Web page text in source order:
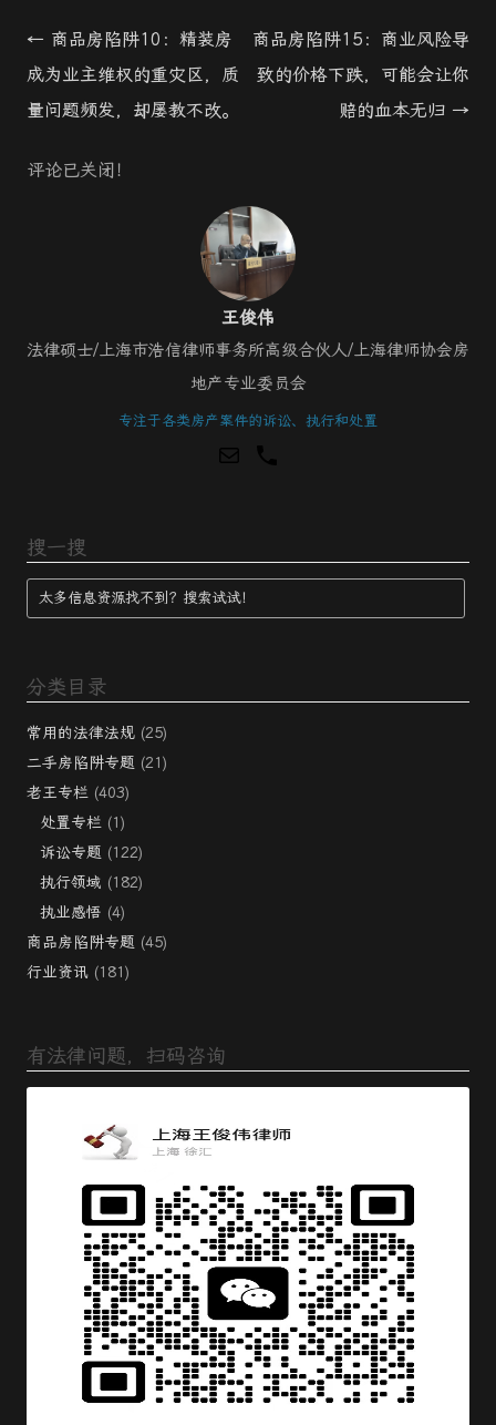
Post
navigation
← 商品房陷阱10：精装房
成为业主维权的重灾区，质
量问题频发，却屡教不改。
商品房陷阱15：商业风险导
致的价格下跌，可能会让你
赔的血本无归 →
评论已关闭！
王俊伟
法律硕士/上海市浩信律师事务所高级合伙人/上海律师协会房
地产专业委员会
专注于各类房产案件的诉讼、执行和处置
搜一搜
分类目录
常用的法律法规 (25)
二手房陷阱专题 (21)
老王专栏 (403)
处置专栏 (1)
诉讼专题 (122)
执行领域 (182)
执业感悟 (4)
商品房陷阱专题 (45)
行业资讯 (181)
有法律问题，扫码咨询